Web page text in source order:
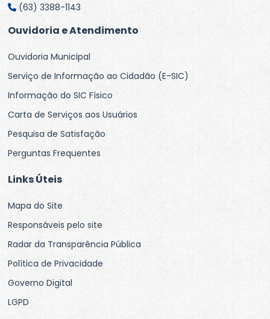
(63) 3388-1143
Ouvidoria e Atendimento
Ouvidoria Municipal
Serviço de Informação ao Cidadão (E-SIC)
Informação do SIC Físico
Carta de Serviços aos Usuários
Pesquisa de Satisfação
Perguntas Frequentes
Links Úteis
Mapa do Site
Responsáveis pelo site
Radar da Transparência Pública
Política de Privacidade
Governo Digital
LGPD